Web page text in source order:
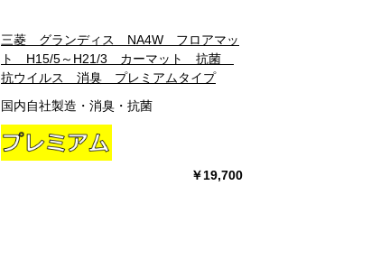
三菱 グランディス NA4W フロアマッ
ト H15/5～H21/3 カーマット 抗菌
抗ウイルス 消臭 プレミアムタイプ
国内自社製造・消臭・抗菌
￥19,700